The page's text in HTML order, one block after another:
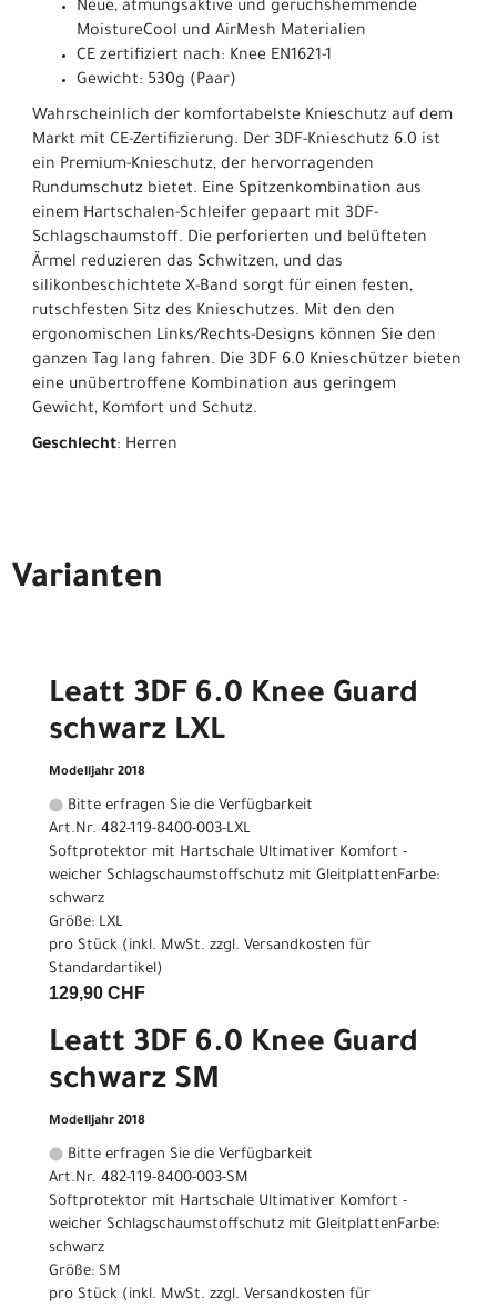
Neue, atmungsaktive und geruchshemmende
MoistureCool und AirMesh Materialien
CE zertifiziert nach: Knee EN1621-1
Gewicht: 530g (Paar)
Wahrscheinlich der komfortabelste Knieschutz auf dem
Markt mit CE-Zertifizierung. Der 3DF-Knieschutz 6.0 ist
ein Premium-Knieschutz, der hervorragenden
Rundumschutz bietet. Eine Spitzenkombination aus
einem Hartschalen-Schleifer gepaart mit 3DF-
Schlagschaumstoff. Die perforierten und belüfteten
Ärmel reduzieren das Schwitzen, und das
silikonbeschichtete X-Band sorgt für einen festen,
rutschfesten Sitz des Knieschutzes. Mit den den
ergonomischen Links/Rechts-Designs können Sie den
ganzen Tag lang fahren. Die 3DF 6.0 Knieschützer bieten
eine unübertroffene Kombination aus geringem
Gewicht, Komfort und Schutz.
Geschlecht: Herren
Varianten
Leatt 3DF 6.0 Knee Guard
schwarz LXL
Modelljahr 2018
Bitte erfragen Sie die Verfügbarkeit
Art.Nr. 482-119-8400-003-LXL
Softprotektor mit Hartschale Ultimativer Komfort -
weicher Schlagschaumstoffschutz mit GleitplattenFarbe:
schwarz
Größe: LXL
pro Stück (inkl. MwSt. zzgl. Versandkosten für
Standardartikel)
129,90 CHF
Leatt 3DF 6.0 Knee Guard
schwarz SM
Modelljahr 2018
Bitte erfragen Sie die Verfügbarkeit
Art.Nr. 482-119-8400-003-SM
Softprotektor mit Hartschale Ultimativer Komfort -
weicher Schlagschaumstoffschutz mit GleitplattenFarbe:
schwarz
Größe: SM
pro Stück (inkl. MwSt. zzgl. Versandkosten für